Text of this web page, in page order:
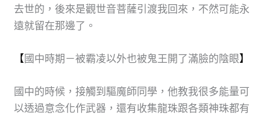
去世的，後來是觀世音菩薩引渡我回來，不然可能永
遠就留在那邊了。
【國中時期－被霸凌以外也被鬼王開了滿臉的陰眼】
國中的時候，接觸到驅魔師同學，他教我很多能量可
以透過意念化作武器，還有收集龍珠跟各類神珠都有